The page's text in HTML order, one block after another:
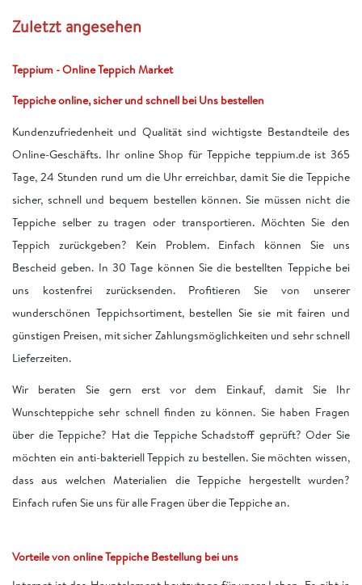
Zuletzt angesehen
Teppium - Online Teppich Market
Teppiche online, sicher und schnell bei Uns bestellen
Kundenzufriedenheit und Qualität sind wichtigste Bestandteile des
Online-Geschäfts. Ihr online Shop für Teppiche teppium.de ist 365
Tage, 24 Stunden rund um die Uhr erreichbar, damit Sie die Teppiche
sicher, schnell und bequem bestellen können. Sie müssen nicht die
Teppiche selber zu tragen oder transportieren. Möchten Sie den
Teppich zurückgeben? Kein Problem. Einfach können Sie uns
Bescheid geben. In 30 Tage können Sie die bestellten Teppiche bei
uns kostenfrei zurücksenden. Profitieren Sie von unserer
wunderschönen Teppichsortiment, bestellen Sie sie mit fairen und
günstigen Preisen, mit sicher Zahlungsmöglichkeiten und sehr schnell
Lieferzeiten.
Wir beraten Sie gern erst vor dem Einkauf, damit Sie Ihr
Wunschteppiche sehr schnell finden zu können. Sie haben Fragen
über die Teppiche? Hat die Teppiche Schadstoff geprüft? Oder Sie
möchten ein anti-bakteriell Teppich zu bestellen. Sie möchten wissen,
dass aus welchen Materialien die Teppiche hergestellt wurden?
Einfach rufen Sie uns für alle Fragen über die Teppiche an.
Vorteile von online Teppiche Bestellung bei uns